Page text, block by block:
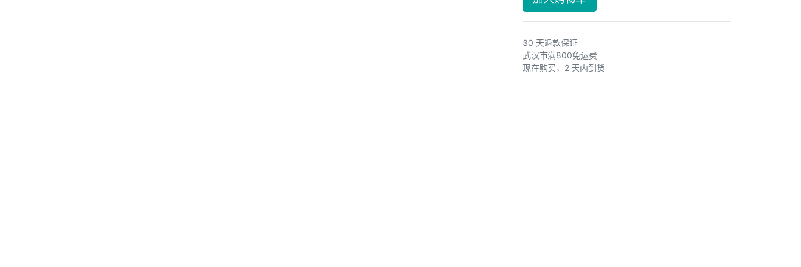
30 天退款保证
武汉市满800免运费
现在购买，2 天内到货